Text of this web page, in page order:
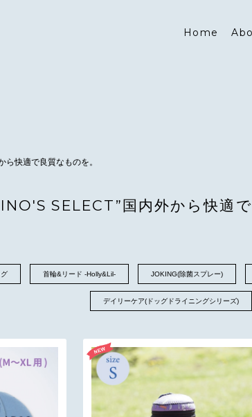
Home
ら快適で良質なものを。
SELECT”国内外から快適
首輪&リード -Holly&Lil- JOKING(除菌スプレー)
デイリーケア(ドッグドライニングシリーズ)